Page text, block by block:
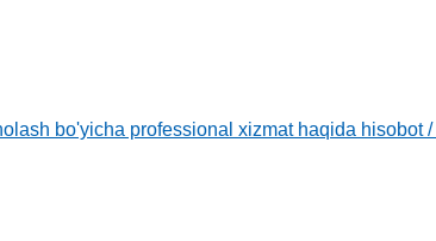
bo'yicha professional xizmat haqida hisobot /